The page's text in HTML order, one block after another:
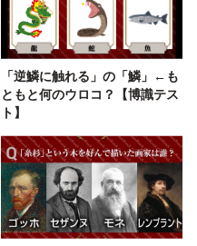
「逆鱗に触れる」の「鱗」←も
ともと何のウロコ？【博識テス
ト】